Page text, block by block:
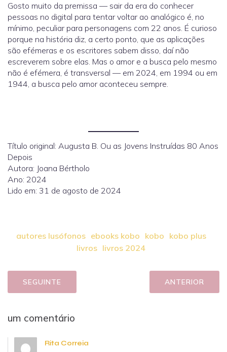
Gosto muito da premissa — sair da era do conhecer
pessoas no digital para tentar voltar ao analógico é, no
mínimo, peculiar para personagens com 22 anos. É curioso
porque na história diz, a certo ponto, que as aplicações
são efémeras e os escritores sabem disso, daí não
escreverem sobre elas. Mas o amor e a busca pelo mesmo
não é efémera, é transversal — em 2024, em 1994 ou em
1944, a busca pelo amor aconteceu sempre.
Título original: Augusta B. Ou as Jovens Instruídas 80 Anos
Depois
Autora: Joana Bértholo
Ano: 2024
Lido em: 31 de agosto de 2024
autores lusófonos ebooks kobo kobo kobo plus
livros livros 2024
SEGUINTE ANTERIOR
um comentário
Rita Correia